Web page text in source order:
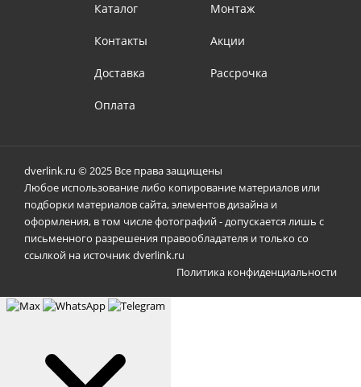
Каталог
Контакты
Доставка
Оплата
Монтаж
Акции
Рассрочка
dverlink.ru © 2025 Все права защищены
Любое использование либо копирование материалов или
подборки материалов сайта, элементов дизайна и
оформления, в том числе фотографий - допускается лишь с
письменного разрешения правообладателя и только со
ссылкой на источник dverlink.ru
Политика конфиденциальности